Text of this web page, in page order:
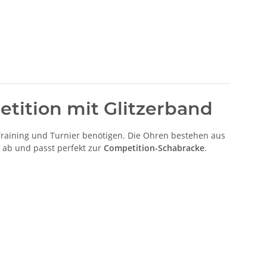
mit Glitzerband
und Turnier benötigen. Die Ohren bestehen aus
und passt perfekt zur Competition-Schabracke.